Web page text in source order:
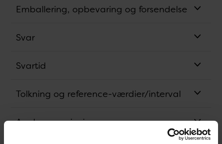
Emballering, opbevaring og forsendelse
Svar
Svartid
Tolkning og reference-værdier/interval
Analysens princip